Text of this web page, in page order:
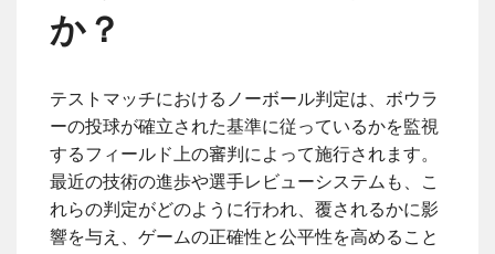
か？
テストマッチにおけるノーボール判定は、ボウラ
ーの投球が確立された基準に従っているかを監視
するフィールド上の審判によって施行されます。
最近の技術の進歩や選手レビューシステムも、こ
れらの判定がどのように行われ、覆されるかに影
響を与え、ゲームの正確性と公平性を高めること